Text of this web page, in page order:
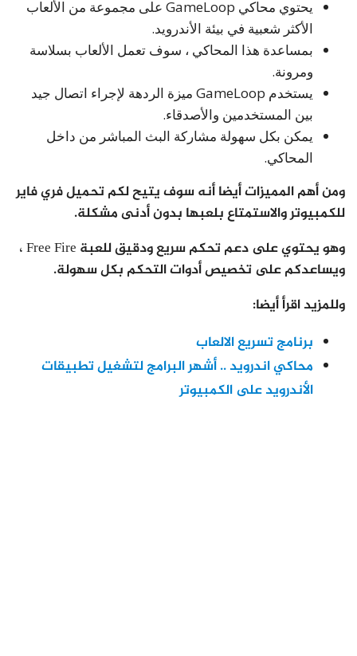
يحتوي محاكي GameLoop على مجموعة من الألعاب
الأكثر شعبية في بيئة الأندرويد.
بمساعدة هذا المحاكي ، سوف تعمل الألعاب بسلاسة
ومرونة.
يستخدم GameLoop ميزة الردهة لإجراء اتصال جيد
بين المستخدمين والأصدقاء.
يمكن بكل سهولة مشاركة البث المباشر من داخل
المحاكي.
ومن أهم المميزات أيضا أنه سوف يتيح لكم تحميل فري فاير
للكمبيوتر والاستمتاع بلعبها بدون أدنى مشكلة.
وهو يحتوي على دعم تحكم سريع ودقيق للعبة Free Fire ،
ويساعدكم على تخصيص أدوات التحكم بكل سهولة.
وللمزيد اقرأ أيضا:
برنامج تسريع الالعاب
محاكي اندرويد .. أشهر البرامج لتشغيل تطبيقات
الأندرويد على الكمبيوتر